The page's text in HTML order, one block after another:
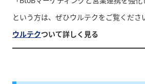
という方は、ぜひウルテクをご覧くださ
ウルテクついて詳しく見る